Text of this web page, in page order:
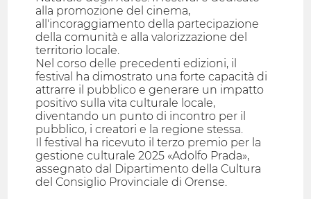
alla promozione del cinema,
all'incoraggiamento della partecipazione
della comunità e alla valorizzazione del
territorio locale.
Nel corso delle precedenti edizioni, il
festival ha dimostrato una forte capacità di
attrarre il pubblico e generare un impatto
positivo sulla vita culturale locale,
diventando un punto di incontro per il
pubblico, i creatori e la regione stessa.
Il festival ha ricevuto il terzo premio per la
gestione culturale 2025 «Adolfo Prada»,
assegnato dal Dipartimento della Cultura
del Consiglio Provinciale di Orense.